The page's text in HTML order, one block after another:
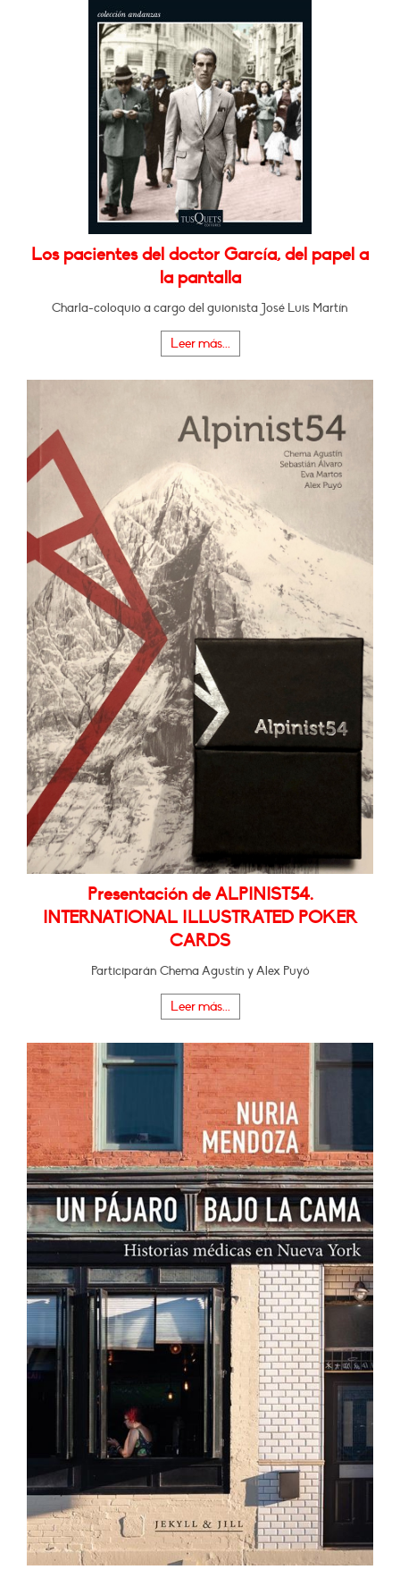
Los pacientes del doctor García, del papel a
la pantalla
Charla-coloquio a cargo del guionista José Luis Martín
Leer más...
Presentación de ALPINIST54.
INTERNATIONAL ILLUSTRATED POKER
CARDS
Participarán Chema Agustín y Alex Puyó
Leer más...